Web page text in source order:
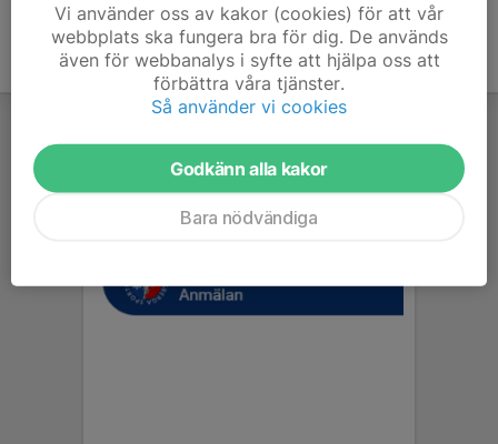
Vi använder oss av kakor (cookies) för att vår
webbplats ska fungera bra för dig. De används
även för webbanalys i syfte att hjälpa oss att
förbättra våra tjänster.
Så använder vi cookies
Godkänn alla kakor
Bara nödvändiga